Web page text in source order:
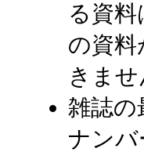
る資
の資料
きま
雑誌の
ナン